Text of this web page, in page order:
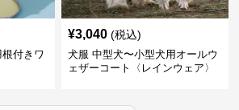
付きワ
¥3,040 (税込)
犬服 中型犬〜小型犬用オールウ
ェザーコート〈レインウェア〉